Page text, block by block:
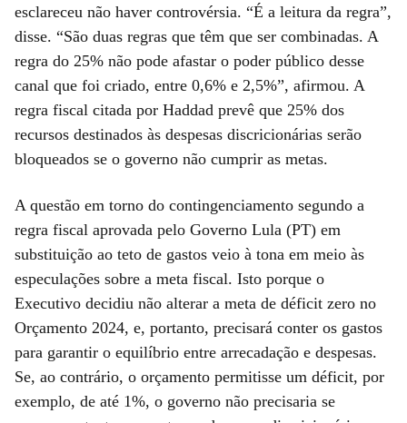
esclareceu não haver controvérsia. “É a leitura da regra”,
disse. “São duas regras que têm que ser combinadas. A
regra do 25% não pode afastar o poder público desse
canal que foi criado, entre 0,6% e 2,5%”, afirmou. A
regra fiscal citada por Haddad prevê que 25% dos
recursos destinados às despesas discricionárias serão
bloqueados se o governo não cumprir as metas.
A questão em torno do contingenciamento segundo a
regra fiscal aprovada pelo Governo Lula (PT) em
substituição ao teto de gastos veio à tona em meio às
especulações sobre a meta fiscal. Isto porque o
Executivo decidiu não alterar a meta de déficit zero no
Orçamento 2024, e, portanto, precisará conter os gastos
para garantir o equilíbrio entre arrecadação e despesas.
Se, ao contrário, o orçamento permitisse um déficit, por
exemplo, de até 1%, o governo não precisaria se